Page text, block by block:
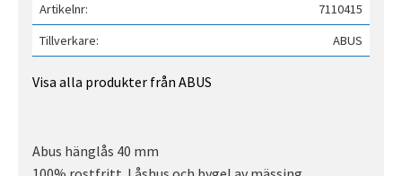
Artikelnr
7110415
Tillverkare
ABUS
Visa alla produkter från ABUS
Abus hänglås 40 mm